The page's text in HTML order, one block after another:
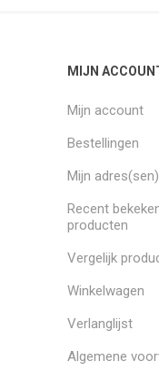
MIJN
Mijn account
Bestellingen
Mijn adres(sen)
Recent
producten
Vergelijk
Winkelwagen
Verlanglijst
Algemene